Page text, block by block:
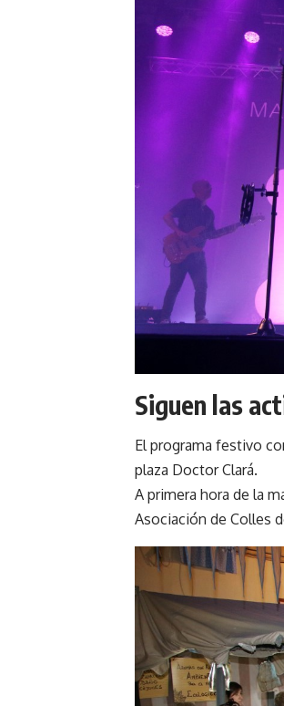
Siguen las
El programa festivo
plaza Doctor Clará.
A primera hora de la
Asociación de Colles